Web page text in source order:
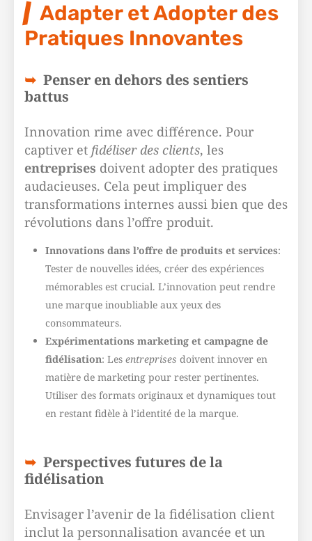
Adapter et Adopter des
Pratiques Innovantes
Penser en dehors des sentiers
battus
Innovation rime avec différence. Pour
captiver et fidéliser des clients, les
entreprises doivent adopter des pratiques
audacieuses. Cela peut impliquer des
transformations internes aussi bien que des
révolutions dans l’offre produit.
Innovations dans l’offre de produits et services:
Tester de nouvelles idées, créer des expériences
mémorables est crucial. L’innovation peut rendre
une marque inoubliable aux yeux des
consommateurs.
Expérimentations marketing et campagne de
fidélisation: Les entreprises doivent innover en
matière de marketing pour rester pertinentes.
Utiliser des formats originaux et dynamiques tout
en restant fidèle à l’identité de la marque.
Perspectives futures de la
fidélisation
Envisager l’avenir de la fidélisation client
inclut la personnalisation avancée et un